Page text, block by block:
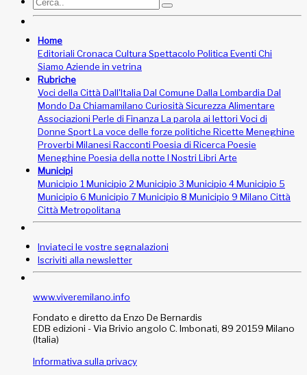
Home
Editoriali Cronaca Cultura Spettacolo Politica Eventi Chi
Siamo Aziende in vetrina
Rubriche
Voci della Città Dall'Italia Dal Comune Dalla Lombardia Dal
Mondo Da Chiamamilano Curiosità Sicurezza Alimentare
Associazioni Perle di Finanza La parola ai lettori Voci di
Donne SportLa voce delle forze politiche Ricette Meneghine
Proverbi Milanesi Racconti Poesia di Ricerca Poesie
Meneghine Poesia della notte I Nostri Libri Arte
Municipi
Municipio 1 Municipio 2 Municipio 3 Municipio 4Municipio 5
Municipio 6 Municipio 7Municipio 8 Municipio 9 Milano Città
Città Metropolitana
Inviateci le vostre segnalazioni
Iscriviti alla newsletter
www.viveremilano.info
Fondato e diretto da Enzo De Bernardis
EDB edizioni - Via Brivio angolo C. Imbonati, 89 20159 Milano
(Italia)
Informativa sulla privacy